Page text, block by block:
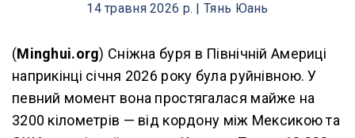
14 травня 2026 р. | Тянь Юань
(Minghui.org) Сніжна буря в Північній Америці
наприкінці січня 2026 року була руйнівною. У
певний момент вона простягалася майже на
3200 кілометрів — від кордону між Мексикою та